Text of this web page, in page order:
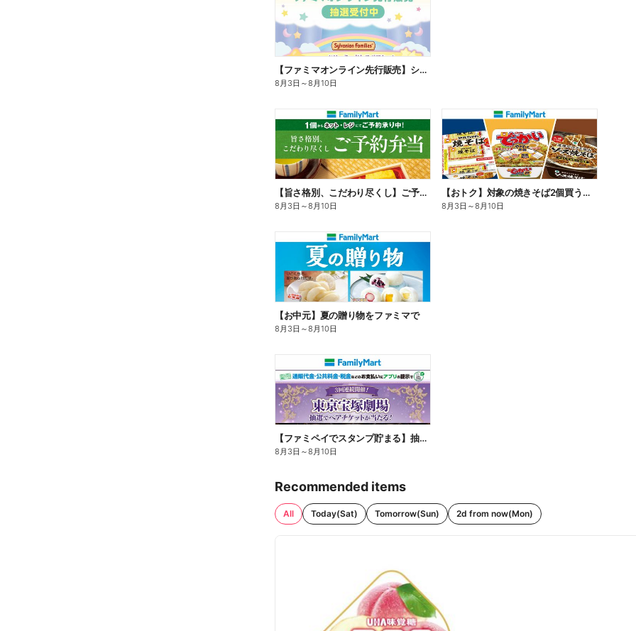
【ファミマオンライン先行販売】シルバニアファミリー
8月3日 ～8月10日
【旨さ格別、こだわり尽くし】ご予約弁当
8月3日 ～8月10日
【おトク】対象の焼きそば2個買うと100円引き!
8月3日 ～8月10日
【お中元】夏の贈り物をファミマで
8月3日 ～8月10日
【ファミペイでスタンプ貯まる】抽選でペアチケットが当たる!
8月3日 ～8月10日
Recommended items
All Today(Sat) Tomorrow(Sun) 2d from now(Mon)